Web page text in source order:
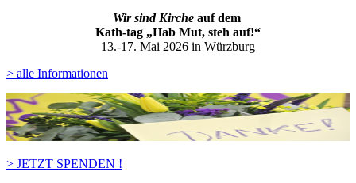
Wir sind Kirche auf dem
Kath-tag „Hab Mut, steh auf!“
13.-17. Mai 2026 in Würzburg
> alle Informationen
> JETZT SPENDEN !